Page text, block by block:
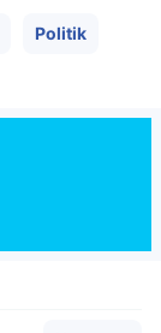
Politik